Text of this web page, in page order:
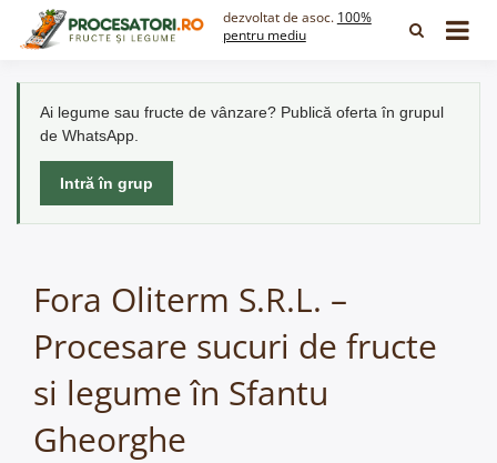
dezvoltat de asoc. 100%
pentru mediu
Ai legume sau fructe de vânzare? Publică oferta în grupul
de WhatsApp.
Intră în grup
Fora Oliterm S.R.L. –
Procesare sucuri de fructe
si legume în Sfantu
Gheorghe